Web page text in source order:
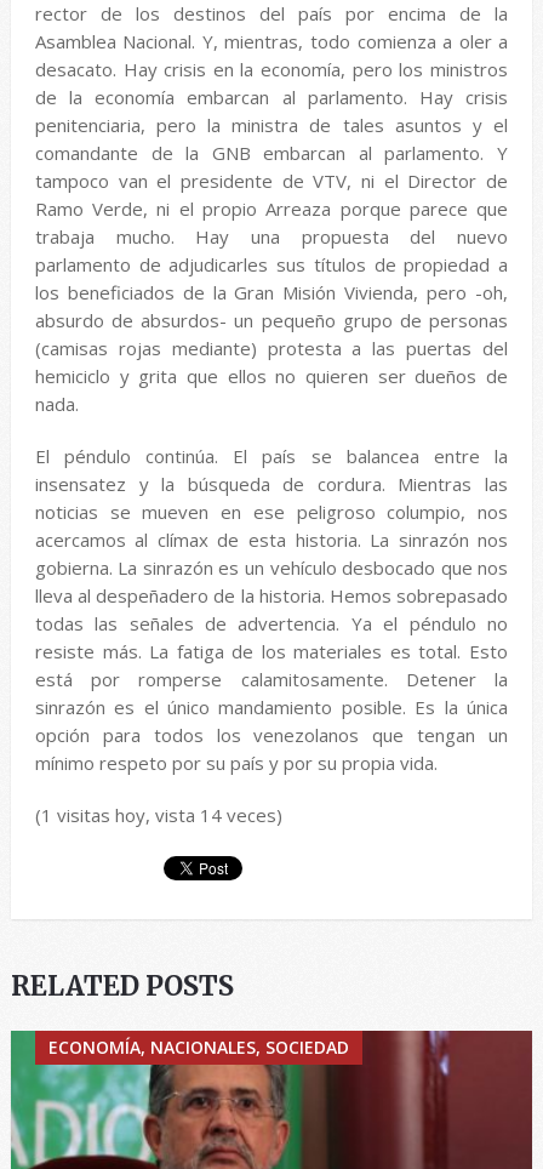
rector de los destinos del país por encima de la
Asamblea Nacional. Y, mientras, todo comienza a oler a
desacato. Hay crisis en la economía, pero los ministros
de la economía embarcan al parlamento. Hay crisis
penitenciaria, pero la ministra de tales asuntos y el
comandante de la GNB embarcan al parlamento. Y
tampoco van el presidente de VTV, ni el Director de
Ramo Verde, ni el propio Arreaza porque parece que
trabaja mucho. Hay una propuesta del nuevo
parlamento de adjudicarles sus títulos de propiedad a
los beneficiados de la Gran Misión Vivienda, pero -oh,
absurdo de absurdos- un pequeño grupo de personas
(camisas rojas mediante) protesta a las puertas del
hemiciclo y grita que ellos no quieren ser dueños de
nada.
El péndulo continúa. El país se balancea entre la
insensatez y la búsqueda de cordura. Mientras las
noticias se mueven en ese peligroso columpio, nos
acercamos al clímax de esta historia. La sinrazón nos
gobierna. La sinrazón es un vehículo desbocado que nos
lleva al despeñadero de la historia. Hemos sobrepasado
todas las señales de advertencia. Ya el péndulo no
resiste más. La fatiga de los materiales es total. Esto
está por romperse calamitosamente. Detener la
sinrazón es el único mandamiento posible. Es la única
opción para todos los venezolanos que tengan un
mínimo respeto por su país y por su propia vida.
(1 visitas hoy, vista 14 veces)
RELATED POSTS
ECONOMÍA, NACIONALES, SOCIEDAD